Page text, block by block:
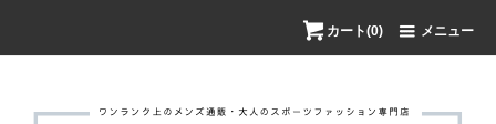
カート(0) メニュー